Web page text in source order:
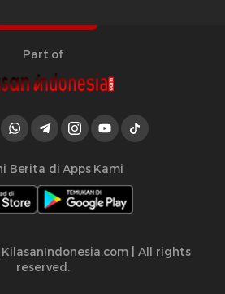
Part of
Berita di Apps Kami
| All rights
reserved.